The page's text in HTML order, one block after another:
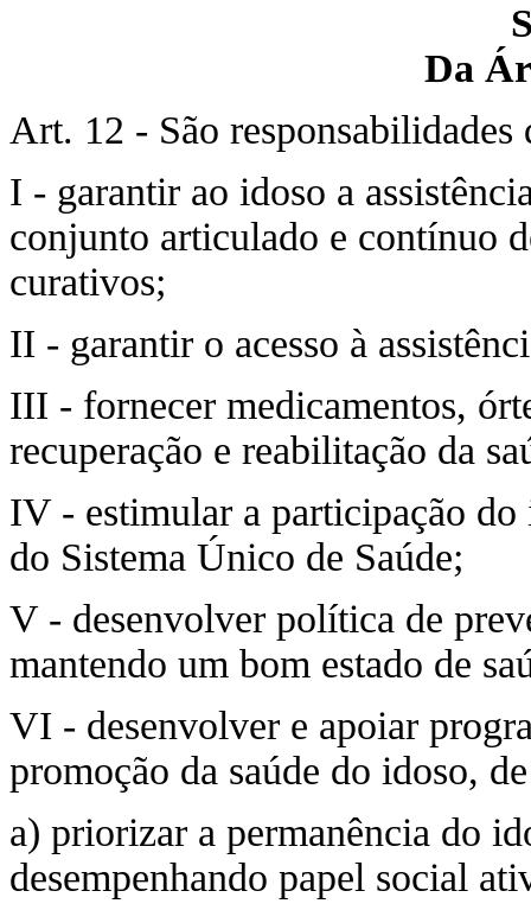
Da
Art. 12 - São responsabilidades
I - garantir ao idoso a
conjunto articulado e contínuo
curativos;
II - garantir o acesso à
III - fornecer medicamentos,
recuperação e reabilitação da
IV - estimular a participação
do Sistema Único de Saúde;
V - desenvolver política de
mantendo um bom estado de
VI - desenvolver e apoiar
promoção da saúde do idoso,
a) priorizar a permanência do
desempenhando papel social